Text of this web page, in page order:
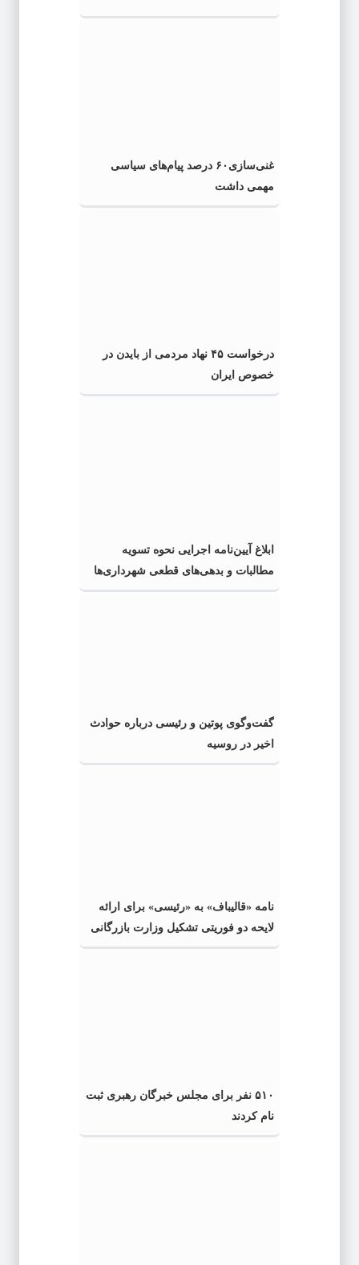
غنی‌سازی۶۰ درصد پیام‌های سیاسی
مهمی داشت
درخواست ۴۵ نهاد مردمی از بایدن در
خصوص ایران
ابلاغ آیین‌نامه اجرایی نحوه تسویه
مطالبات و بدهی‌های قطعی شهرداری‌ها
با دستگاه‌های اجرایی
گفت‌وگوی پوتین و رئیسی درباره حوادث
اخیر در روسیه
نامه «قالیباف» به «رئیسی» برای ارائه
لایحه دو فوریتی تشکیل وزارت بازرگانی
داخلی
۵۱۰ نفر برای مجلس خبرگان رهبری ثبت
نام کردند